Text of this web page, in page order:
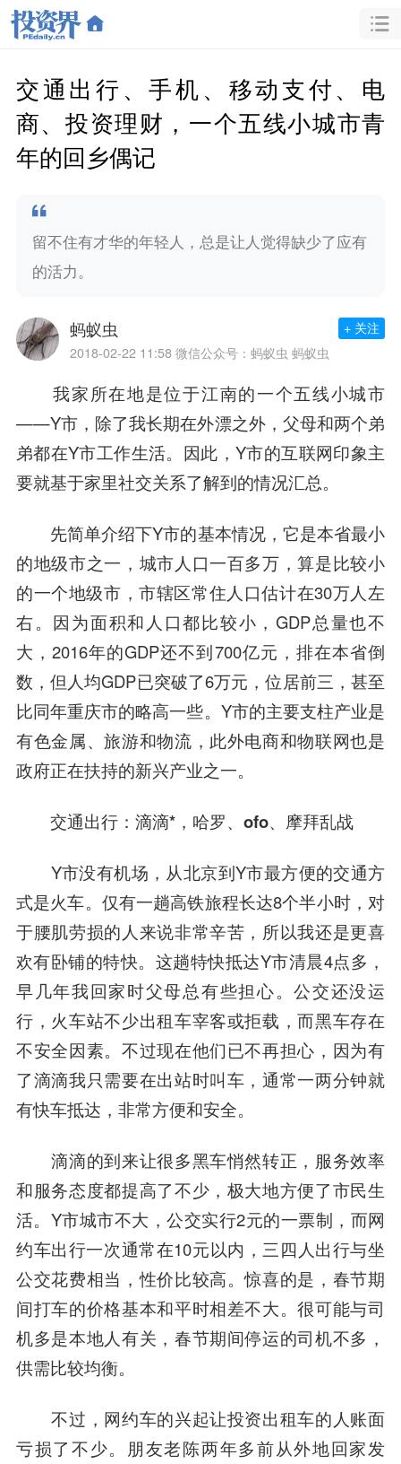
交通出行、手机、移动支付、电
商、投资理财，一个五线小城市青
年的回乡偶记
留不住有才华的年轻人，总是让人觉得缺少了应有
的活力。
蚂蚁虫
2018-02-22 11:58 微信公众号：蚂蚁虫 蚂蚁虫
+ 关注
我家所在地是位于江南的一个五线小城市
——Y市，除了我长期在外漂之外，父母和两个弟
弟都在Y市工作生活。因此，Y市的互联网印象主
要就基于家里社交关系了解到的情况汇总。
先简单介绍下Y市的基本情况，它是本省最小
的地级市之一，城市人口一百多万，算是比较小
的一个地级市，市辖区常住人口估计在30万人左
右。因为面积和人口都比较小，GDP总量也不
大，2016年的GDP还不到700亿元，排在本省倒
数，但人均GDP已突破了6万元，位居前三，甚至
比同年重庆市的略高一些。Y市的主要支柱产业是
有色金属、旅游和物流，此外电商和物联网也是
政府正在扶持的新兴产业之一。
交通出行：滴滴*，哈罗、ofo、摩拜乱战
Y市没有机场，从北京到Y市最方便的交通方
式是火车。仅有一趟高铁旅程长达8个半小时，对
于腰肌劳损的人来说非常辛苦，所以我还是更喜
欢有卧铺的特快。这趟特快抵达Y市清晨4点多，
早几年我回家时父母总有些担心。公交还没运
行，火车站不少出租车宰客或拒载，而黑车存在
不安全因素。不过现在他们已不再担心，因为有
了滴滴我只需要在出站时叫车，通常一两分钟就
有快车抵达，非常方便和安全。
滴滴的到来让很多黑车悄然转正，服务效率
和服务态度都提高了不少，极大地方便了市民生
活。Y市城市不大，公交实行2元的一票制，而网
约车出行一次通常在10元以内，三四人出行与坐
公交花费相当，性价比较高。惊喜的是，春节期
间打车的价格基本和平时相差不大。很可能与司
机多是本地人有关，春节期间停运的司机不多，
供需比较均衡。
不过，网约车的兴起让投资出租车的人账面
亏损了不少。朋友老陈两年多前从外地回家发